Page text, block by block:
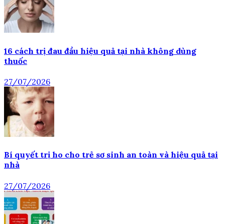
16 cách trị đau đầu hiệu quả tại nhà không dùng
thuốc
27/07/2026
Bí quyết trị ho cho trẻ sơ sinh an toàn và hiệu quả tại
nhà
27/07/2026